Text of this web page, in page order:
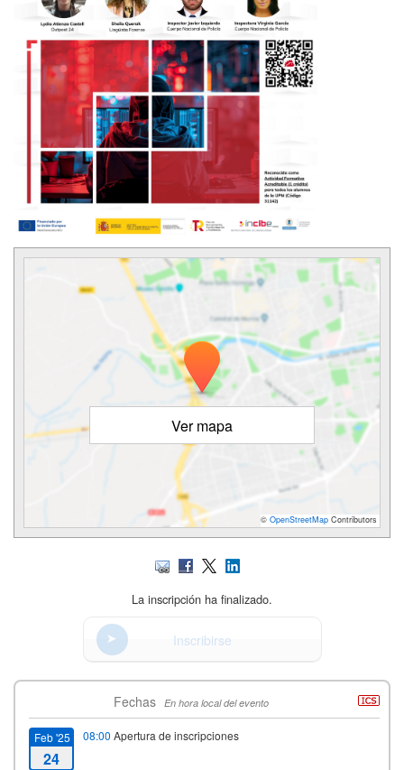
Ver mapa
© OpenStreetMap Contributors
La inscripción ha finalizado.
Inscribirse
Fechas En hora local del evento
Feb '25
24
08:00 Apertura de inscripciones